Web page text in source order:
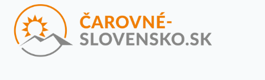
Vložením e-mailu súhlasíte spodmienkami ochrany osobných
údajov
Beriem na vedomie, že adresa bude spracovaná za účelom